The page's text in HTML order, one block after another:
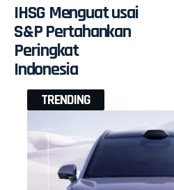
IHSG Menguat usai
S&P Pertahankan
Peringkat
Indonesia
TRENDING